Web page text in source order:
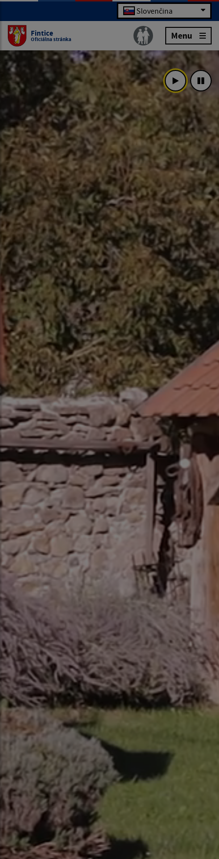
Slovenčina
Fintice
Oficiálna stránka Menu